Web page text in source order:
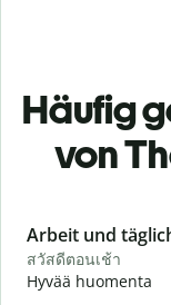
Häufig
von
Slide 1 of 6
Arbeit und
สวัสดีตอนเช้า
Hyvää huomenta